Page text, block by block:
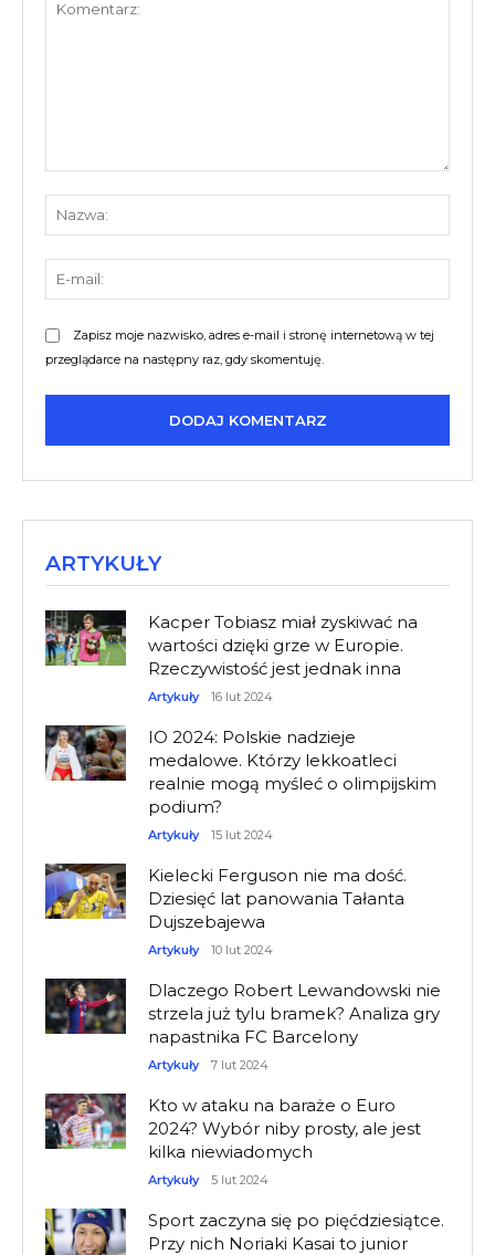
Zapisz moje nazwisko, adres e-mail i stronę internetową w tej
przeglądarce na następny raz, gdy skomentuję.
ARTYKUŁY
Kacper Tobiasz miał zyskiwać na
wartości dzięki grze w Europie.
Rzeczywistość jest jednak inna
Artykuły 16 lut 2024
IO 2024: Polskie nadzieje
medalowe. Którzy lekkoatleci
realnie mogą myśleć o olimpijskim
podium?
Artykuły 15 lut 2024
Kielecki Ferguson nie ma dość.
Dziesięć lat panowania Tałanta
Dujszebajewa
Artykuły 10 lut 2024
Dlaczego Robert Lewandowski nie
strzela już tylu bramek? Analiza gry
napastnika FC Barcelony
Artykuły 7 lut 2024
Kto w ataku na baraże o Euro
2024? Wybór niby prosty, ale jest
kilka niewiadomych
Artykuły 5 lut 2024
Sport zaczyna się po pięćdziesiątce.
Przy nich Noriaki Kasai to junior